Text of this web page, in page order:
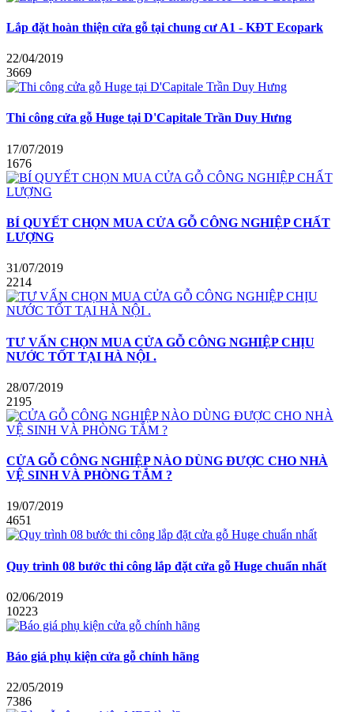
Lắp đặt hoàn thiện cửa gỗ tại chung cư A1 - KĐT Ecopark
22/04/2019
3669
Thi công cửa gỗ Huge tại D'Capitale Trần Duy Hưng
17/07/2019
1676
BÍ QUYẾT CHỌN MUA CỬA GỖ CÔNG NGHIỆP CHẤT
LƯỢNG
31/07/2019
2214
TƯ VẤN CHỌN MUA CỬA GỖ CÔNG NGHIỆP CHỊU
NƯỚC TỐT TẠI HÀ NỘI .
28/07/2019
2195
CỬA GỖ CÔNG NGHIỆP NÀO DÙNG ĐƯỢC CHO NHÀ
VỆ SINH VÀ PHÒNG TẮM ?
19/07/2019
4651
Quy trình 08 bước thi công lắp đặt cửa gỗ Huge chuẩn nhất
02/06/2019
10223
Báo giá phụ kiện cửa gỗ chính hãng
22/05/2019
7386